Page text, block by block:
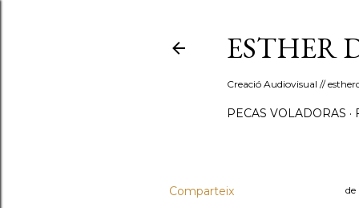
ESTHER
Creació Audiovisual //
PECAS VOLADORAS
Comparteix de